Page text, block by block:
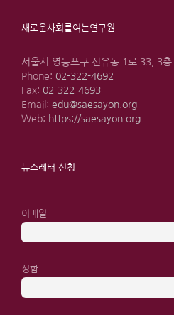
새로운사회를여는연구원
서울시 영등포구 선유동 1로 33, 3층
Phone: 02-322-4692
Fax: 02-322-4693
Email: edu@saesayon.org
Web: https://saesayon.org
뉴스레터 신청
이메일
성함